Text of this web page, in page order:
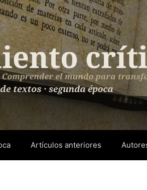
Artículos anteriores